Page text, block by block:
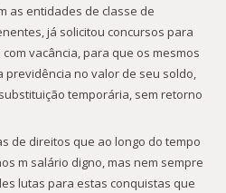
as entidades de classe de
já solicitou concursos para
vacância, para que os mesmos
previdência no valor de seu soldo,
temporária, sem retorno
de direitos que ao longo do tempo
m salário digno, mas nem sempre
lutas para estas conquistas que